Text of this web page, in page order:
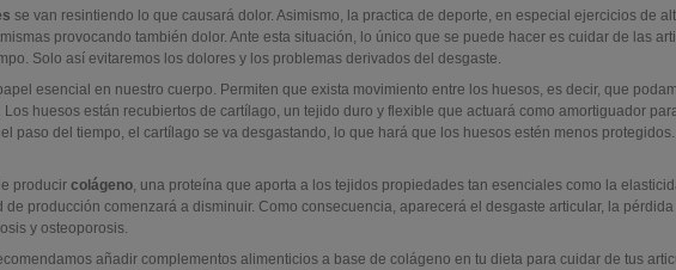
se van resintiendo lo que causará dolor. Asimismo, la practica de deporte, en especial ejercicios de
provocando también dolor. Ante esta situación, lo único que se puede hacer es cuidar de las
Solo así evitaremos los dolores y los problemas derivados del desgaste.
esencial en nuestro cuerpo. Permiten que exista movimiento entre los huesos, es decir, que
huesos están recubiertos de cartílago, un tejido duro y flexible que actuará como amortiguador
paso del tiempo, el cartílago se va desgastando, lo que hará que los huesos estén menos
producir colágeno, una proteína que aporta a los tejidos propiedades tan esenciales como la
de producción comenzará a disminuir. Como consecuencia, aparecerá el desgaste articular, la
y osteoporosis.
añadir complementos alimenticios a base de colágeno en tu dieta para cuidar de tus